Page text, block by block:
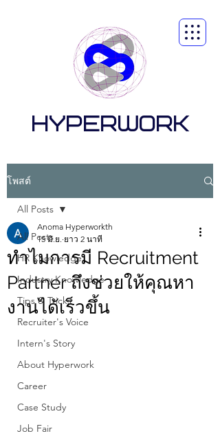
HYPERWORK
โพสต์
All Posts
HR Knowledge
Industry Knowledge
Tips & Tricks
Recruiter's Voice
Intern's Story
About Hyperwork
Career
Case Study
Job Fair
All Posts
ทำไมการมี Recruitment
Partner ถึงช่วยให้คุณหา
งานได้เร็วขึ้น
Anoma Hyperworkth
15 มิ.ย. ยาว 2 นาที